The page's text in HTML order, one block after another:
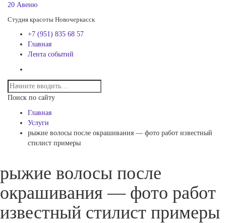
20 Авеню
Студия красоты Новочеркасск
+7 (951) 835 68 57
Главная
Лента событий
Поиск по сайту
Главная
Услуги
рыжие волосы после окрашивания — фото работ известный
стилист примеры
рыжие волосы после
окрашивания — фото работ
известный стилист примеры